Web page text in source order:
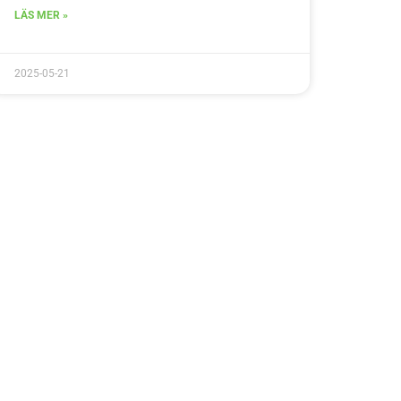
LÄS MER »
2025-05-21